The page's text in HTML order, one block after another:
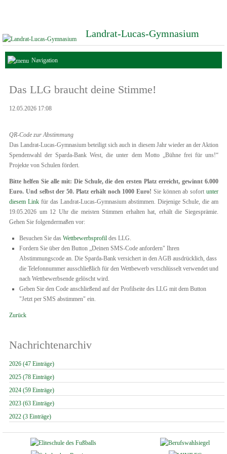
Landrat-Lucas-Gymnasium
Navigation
Das LLG braucht deine Stimme!
12.05.2026 17:08
QR-Code zur Abstimmung
Das Landrat-Lucas-Gymnasium beteiligt sich auch in diesem Jahr wieder an der Aktion
Spendenwahl der Sparda-Bank West, die unter dem Motto „Bühne frei für uns!“
Projekte von Schulen fördert.
Bitte helfen Sie alle mit: Die Schule, die den ersten Platz erreicht, gewinnt 6.000
Euro. Und selbst der 50. Platz erhält noch 1000 Euro! Sie können ab sofortunter
diesem Link für das Landrat-Lucas-Gymnasium abstimmen. Diejenige Schule, die am
19.05.2026 um 12 Uhr die meisten Stimmen erhalten hat, erhält die Siegesprämie.
Gehen Sie folgendermaßen vor:
Besuchen Sie das Wettbewerbsprofil des LLG.
Fordern Sie über den Button „Deinen SMS-Code anfordern" Ihren
Abstimmungscode an. Die Sparda-Bank versichert in den AGB ausdrücklich, dass
die Telefonnummer ausschließlich für den Wettbewerb verschlüsselt verwendet und
nach Wettbewerbsende gelöscht wird.
Geben Sie den Code anschließend auf der Profilseite des LLG mit dem Button
"Jetzt per SMS abstimmen" ein.
Zurück
Nachrichtenarchiv
2026 (47 Einträge)
2025 (78 Einträge)
2024 (59 Einträge)
2023 (63 Einträge)
2022 (3 Einträge)